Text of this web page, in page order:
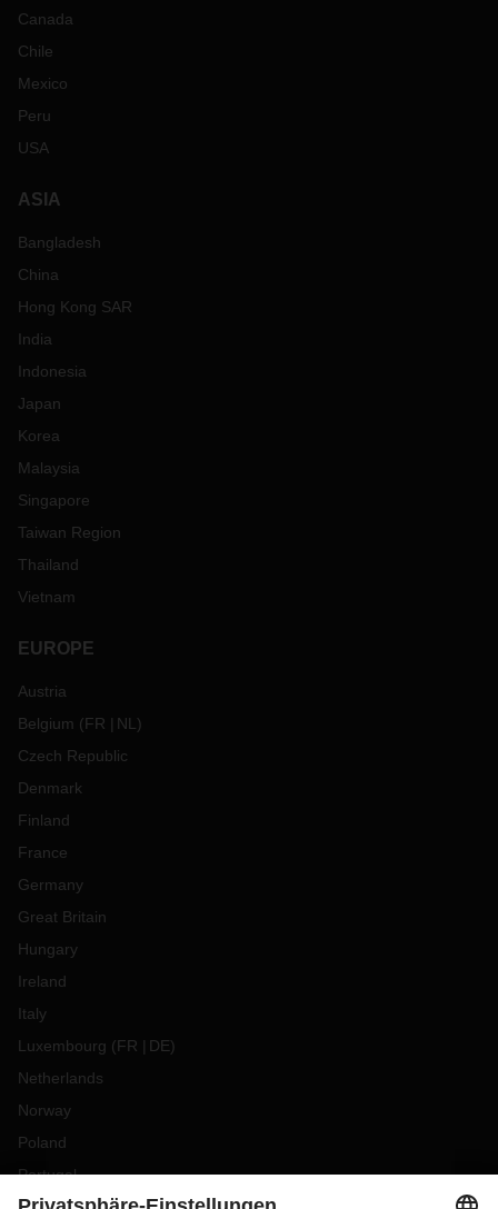
Canada
Chile
Mexico
Peru
USA
ASIA
Bangladesh
China
Hong Kong SAR
India
Indonesia
Japan
Korea
Malaysia
Singapore
Taiwan Region
Thailand
Vietnam
EUROPE
Austria
Belgium (FR NL )
Czech Republic
Denmark
Finland
France
Germany
Great Britain
Hungary
Ireland
Italy
Luxembourg (FR DE)
Netherlands
Norway
Poland
Portugal